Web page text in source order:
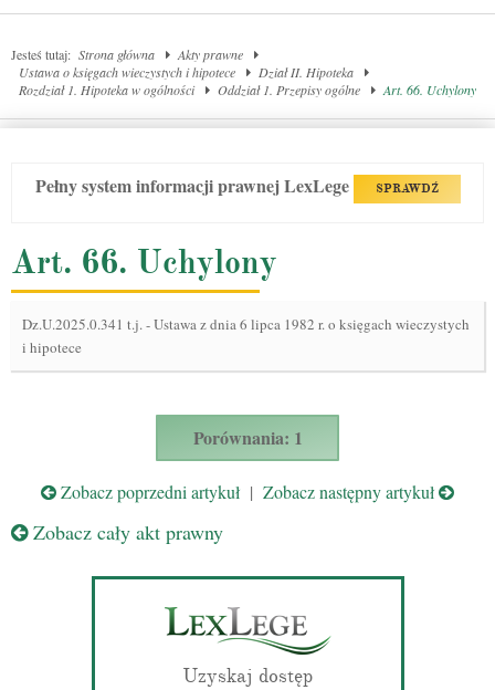
Jesteś tutaj: Strona główna
Akty prawne
Ustawa o księgach wieczystych i hipotece
Dział II. Hipoteka
Rozdział 1. Hipoteka w ogólności
Oddział 1. Przepisy ogólne Art. 66. Uchylony
Pełny system informacji prawnej LexLege SPRAWDŹ
Art. 66. Uchylony
Dz.U.2025.0.341 t.j.-Ustawa z dnia 6 lipca 1982 r. o księgach wieczystych
i hipotece
Porównania: 1
Zobacz poprzedni artykuł | Zobacz następny artykuł
Zobacz cały akt prawny
Uzyskaj dostęp